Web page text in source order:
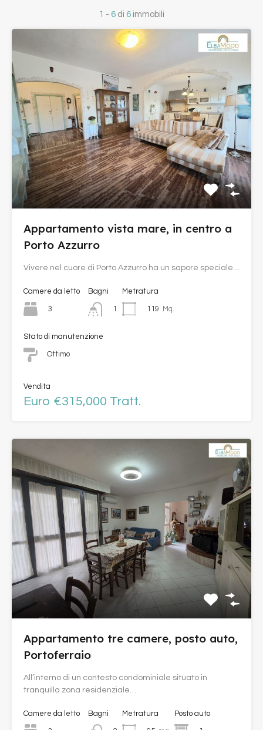
1 - 6 di 6 immobili
Appartamento vista mare, in centro a
Porto Azzurro
Vivere nel cuore di Porto Azzurro ha un sapore speciale…
Camere da letto
3
Bagni
1
Metratura
119 Mq.
Stato di manutenzione
Ottimo
Vendita
Euro €315,000 Tratt.
Appartamento tre camere, posto auto,
Portoferraio
All’interno di un contesto condominiale situato in
tranquilla zona residenziale…
Camere da letto Bagni Metratura Posto auto